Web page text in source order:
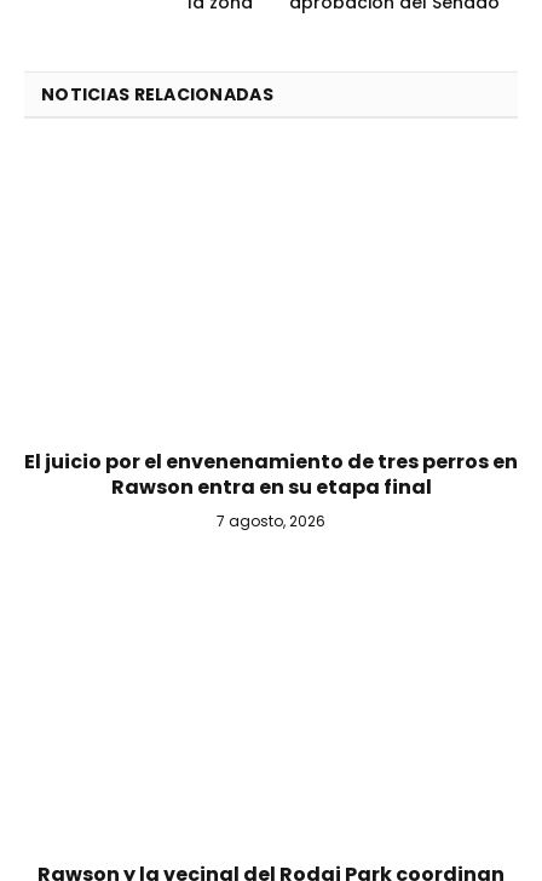
NOTICIAS RELACIONADAS
El juicio por el envenenamiento de tres perros en
Rawson entra en su etapa final
7 agosto, 2026
Rawson y la vecinal del Rodaj Park coordinan